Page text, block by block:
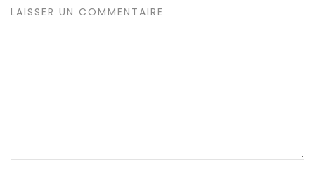
LAISSER UN COMMENTAIRE